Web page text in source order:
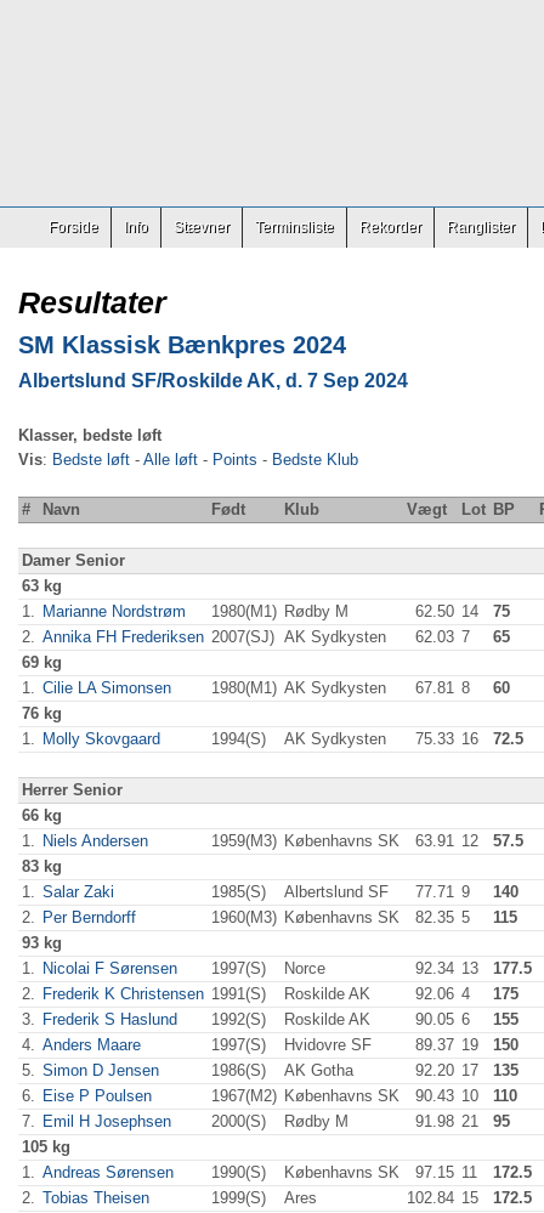
Forside Info Stævner Terminsliste Rekorder Ranglister
Resultater
SM Klassisk Bænkpres 2024
Albertslund SF/Roskilde AK, d. 7 Sep 2024
Klasser, bedste løft
Vis: Bedste løft - Alle løft - Points - Bedste Klub
# Navn Født Klub Vægt Lot BP
Damer Senior
63 kg
1. Marianne Nordstrøm 1980(M1) Rødby M 62.50 14
75
2. Annika FH Frederiksen 2007(SJ) AK Sydkysten 62.03 7
65
69 kg
1. Cilie LA Simonsen 1980(M1) AK Sydkysten 67.81 8
60
76 kg
1. Molly Skovgaard 1994(S) AK Sydkysten 75.33 16 72.5
Herrer Senior
66 kg
1. Niels Andersen 1959(M3) Københavns SK 63.91 12
57.5
83 kg
1. Salar Zaki 1985(S) Albertslund SF 77.71 9
140
2. Per Berndorff 1960(M3) Københavns SK 82.35 5
115
93 kg
1. Nicolai F Sørensen 1997(S) Norce 92.34 13
177.5
2. Frederik K Christensen 1991(S) Roskilde AK 92.06 4
175
3. Frederik S Haslund 1992(S) Roskilde AK 90.05 6
155
4. Anders Maare 1997(S) Hvidovre SF 89.37 19
150
5. Simon D Jensen 1986(S) AK Gotha 92.20 17
135
6. Eise P Poulsen 1967(M2) Københavns SK 90.43 10
110
7. Emil H Josephsen 2000(S) Rødby M 91.98 21
95
105 kg
1. Andreas Sørensen 1990(S) Københavns SK 97.15 11
172.5
2. Tobias Theisen 1999(S) Ares 102.84 15
172.5